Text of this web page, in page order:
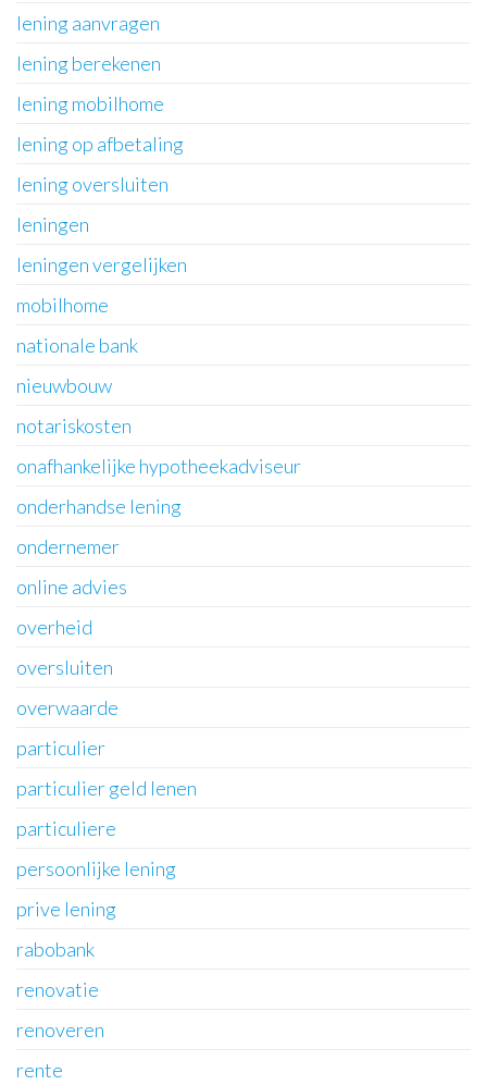
lening aanvragen
lening berekenen
lening mobilhome
lening op afbetaling
lening oversluiten
leningen
leningen vergelijken
mobilhome
nationale bank
nieuwbouw
notariskosten
onafhankelijke hypotheekadviseur
onderhandse lening
ondernemer
online advies
overheid
oversluiten
overwaarde
particulier
particulier geld lenen
particuliere
persoonlijke lening
prive lening
rabobank
renovatie
renoveren
rente